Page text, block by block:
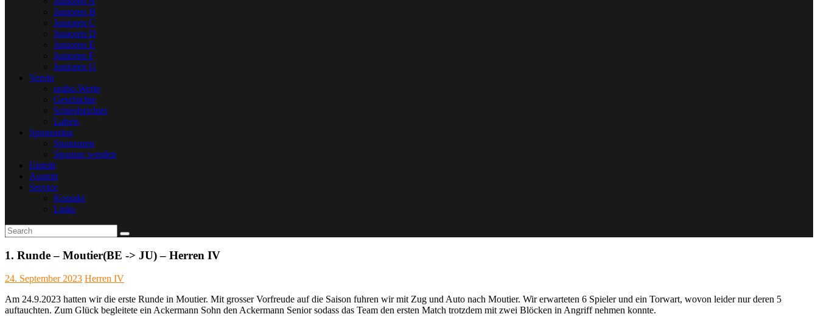
Junioren B
Junioren C
Junioren D
Junioren E
Junioren F
Junioren G
Verein
uniho.Werte
Geschichte
Schiedsrichter
Labels
Sponsoring
Sponsoren
Sponsor werden
Eintritt
Austritt
Service
Kontakt
Links
1. Runde – Moutier(BE -> JU) – Herren IV
24. September 2023 Herren IV
Am 24.9.2023 hatten wir die erste Runde in Moutier. Mit grosser Vorfreude auf die Saison fuhren wir mit Zug und Auto nach Moutier. Wir erwarteten 6 Spieler und ein Torwart, wovon leider nur deren 5
auftauchten. Zum Glück begleitete ein Ackermann Sohn den Ackermann Senior sodass das Team den ersten Match trotzdem mit zwei Blöcken in Angriff nehmen konnte.